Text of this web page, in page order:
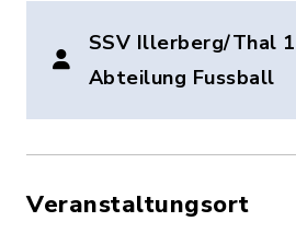
SSV Illerberg/Thal
Abteilung Fussball
Veranstaltungsort